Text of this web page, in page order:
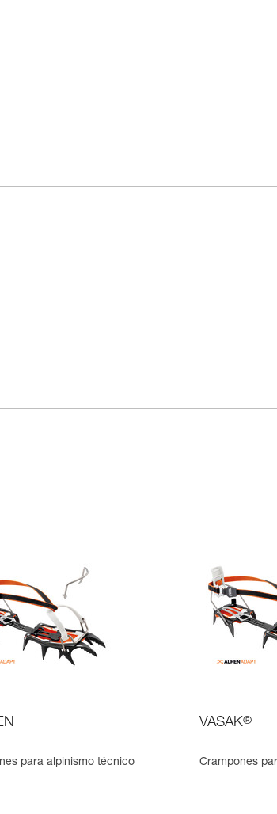
para alpinismo técnico
VASAK®
Crampones